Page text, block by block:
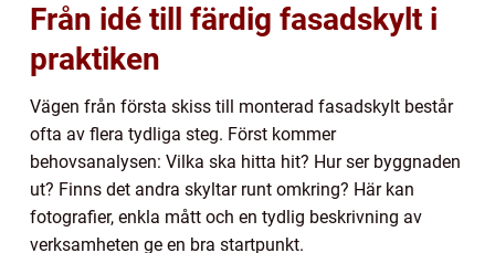
Från idé till färdig fasadskylt i
praktiken
Vägen från första skiss till monterad fasadskylt består
ofta av flera tydliga steg. Först kommer
behovsanalysen: Vilka ska hitta hit? Hur ser byggnaden
ut? Finns det andra skyltar runt omkring? Här kan
fotografier, enkla mått och en tydlig beskrivning av
verksamheten ge en bra startpunkt.